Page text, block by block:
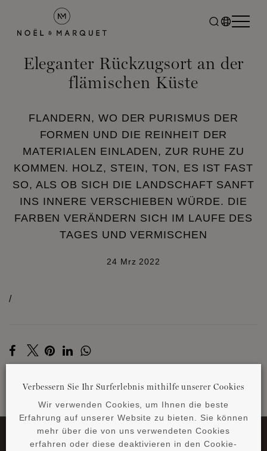
Eleganter Rückzugsort an der
flämischen Küste
FLANDERN, WO DER PURISMUS DER
FORMEN UND DIE REINHEIT DER
MATERIALEN EINLADEN, ZUR RUHE ZU
KOMMEN. HOLZ, STEIN, TON, ES IST FAST
SO, ALS OB SICH DIE LANDSCHAFT SANFT
INS INNERE VERSCHIEBEN WÜRDE. DIE
FARBEN VERÄNDERN SICH IM LAUFE DES
TAGES UND VERMISCHEN
24 Mrz 2022
/
ZURÜCK ZU DEN NEWS
Verbessern Sie Ihr Surferlebnis mithilfe unserer Cookies
Wir verwenden Cookies, um Ihnen die beste
Erfahrung auf unserer Website zu bieten. Sie können
mehr über die von uns verwendeten Cookies
erfahren oder diese deaktivieren in den Cookie-